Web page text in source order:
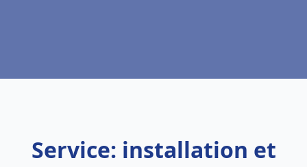
Service: installation et